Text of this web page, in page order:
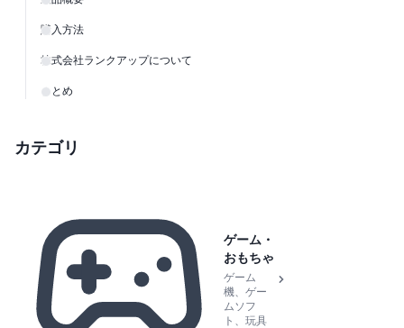
購入方法
株式会社ランクアップについて
まとめ
カテゴリ
ゲーム・
おもちゃ
ゲーム
機、ゲー
ムソフ
ト、玩具